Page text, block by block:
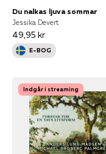
Du nalkas ljuva sommar
Jessika Devert
49,95 kr
E-BOG
Indgår i streaming